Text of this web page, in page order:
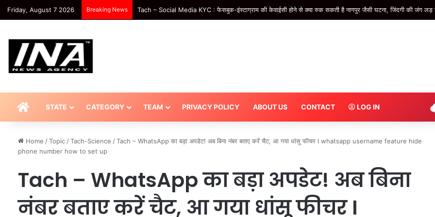
Friday, August 7 2026 Breaking News National-दिल्ली मेट्रो से सफर करने वाले ध्यान दें! 9 अगस्त से स्टेशनों पर बढ़ेगी सख्ती…DMRC ने जारी की एडवाइजरी – #INA
HOMESTATE CATEGORY TEAM PRIVACY POLICY ABOUT US CONTACT LOG IN
Home /Topic /Tach-Science /Tach – WhatsApp का बड़ा अपडेट! अब बिना नंबर बताए करें चैट, आ गया धांसू फीचर I whatsapp username feature hide
phone number how to set up
Tach – WhatsApp का बड़ा अपडेट! अब बिना
नंबर बताए करें चैट, आ गया धांसू फीचर I